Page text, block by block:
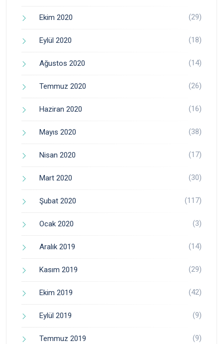
Ekim 2020 (29)
Eylül 2020 (18)
Ağustos 2020 (14)
Temmuz 2020 (26)
Haziran 2020 (16)
Mayıs 2020 (38)
Nisan 2020 (17)
Mart 2020 (30)
Şubat 2020 (117)
Ocak 2020 (3)
Aralık 2019 (14)
Kasım 2019 (29)
Ekim 2019 (42)
Eylül 2019 (9)
Temmuz 2019 (9)